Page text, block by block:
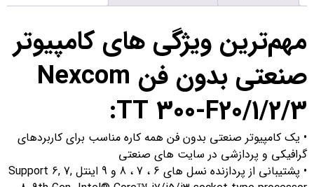
مهم‌ترین ویژگی های کامپیوتر
صنعتی بدون فن Nexcom
TT 300-F20/1/2/3:
• یک کامپیوتر صنعتی بدون فن همه کاره مناسب برای کاربردهای
گرافیکی و پردازشی در سایت های صنعتی
• پشتیبانی از پردازنده نسل های 6 ، 7 ، 8 و 9 اینتل Support 6, 7,